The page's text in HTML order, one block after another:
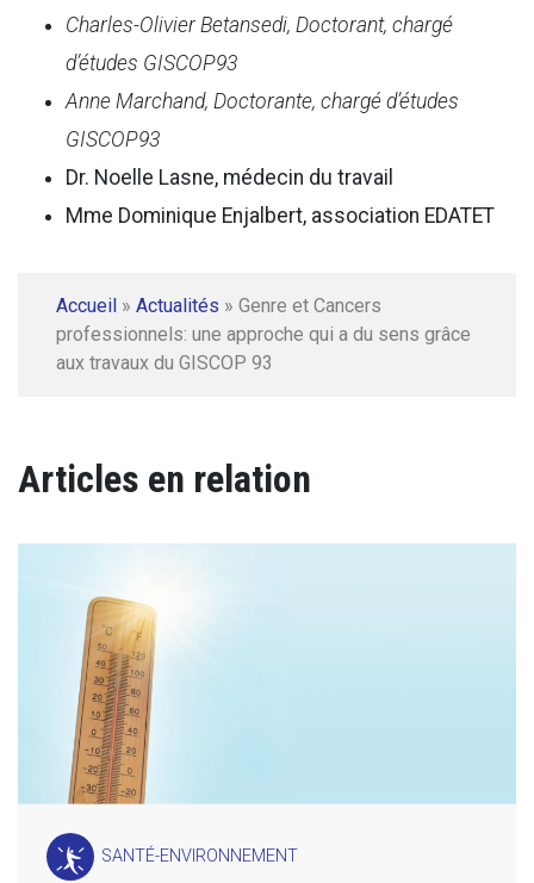
Charles-Olivier Betansedi, Doctorant, chargé
d’études GISCOP93
Anne Marchand, Doctorante, chargé d’études
GISCOP93
Dr. Noelle Lasne, médecin du travail
Mme Dominique Enjalbert, association EDATET
Accueil » Actualités » Genre et Cancers
professionnels: une approche qui a du sens grâce
aux travaux du GISCOP 93
Articles en relation
SANTÉ-ENVIRONNEMENT